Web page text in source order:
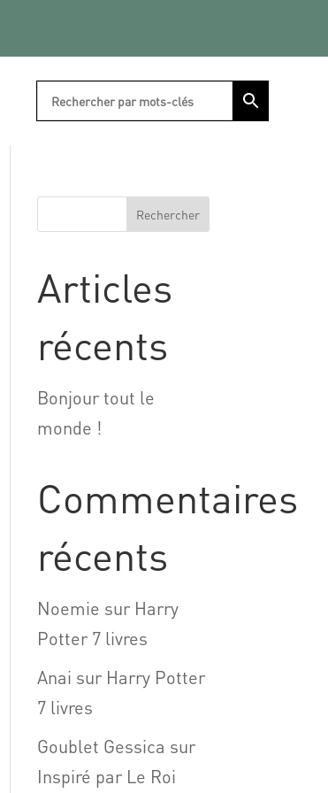
Rechercher
Articles
récents
Bonjour tout le
monde !
Commentaires
récents
Noemie sur Harry
Potter 7 livres
Anai sur Harry Potter
7 livres
Goublet Gessica sur
Inspiré par Le Roi